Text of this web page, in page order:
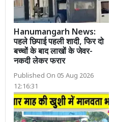
Hanumangarh News:
पहले छिपाई पहली शादी, फिर दो
बच्चों के बाद लाखों के जेवर-
नकदी लेकर फरार
Published On 05 Aug 2026
12:16:31